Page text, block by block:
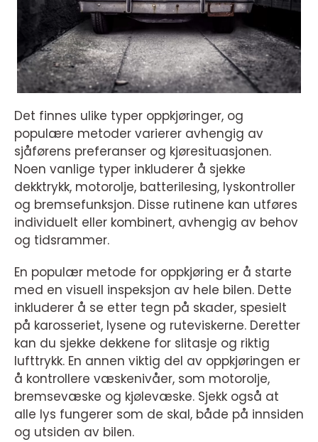
Det finnes ulike typer oppkjøringer, og
populære metoder varierer avhengig av
sjåførens preferanser og kjøresituasjonen.
Noen vanlige typer inkluderer å sjekke
dekktrykk, motorolje, batterilesing, lyskontroller
og bremsefunksjon. Disse rutinene kan utføres
individuelt eller kombinert, avhengig av behov
og tidsrammer.
En populær metode for oppkjøring er å starte
med en visuell inspeksjon av hele bilen. Dette
inkluderer å se etter tegn på skader, spesielt
på karosseriet, lysene og ruteviskerne. Deretter
kan du sjekke dekkene for slitasje og riktig
lufttrykk. En annen viktig del av oppkjøringen er
å kontrollere væskenivåer, som motorolje,
bremsevæske og kjølevæske. Sjekk også at
alle lys fungerer som de skal, både på innsiden
og utsiden av bilen.